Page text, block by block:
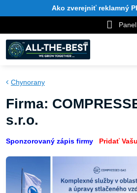
Ako zverejniť reklamný
Chynorany
Firma:
s.r.o.
Sponzorovaný zápis firmy Pridať